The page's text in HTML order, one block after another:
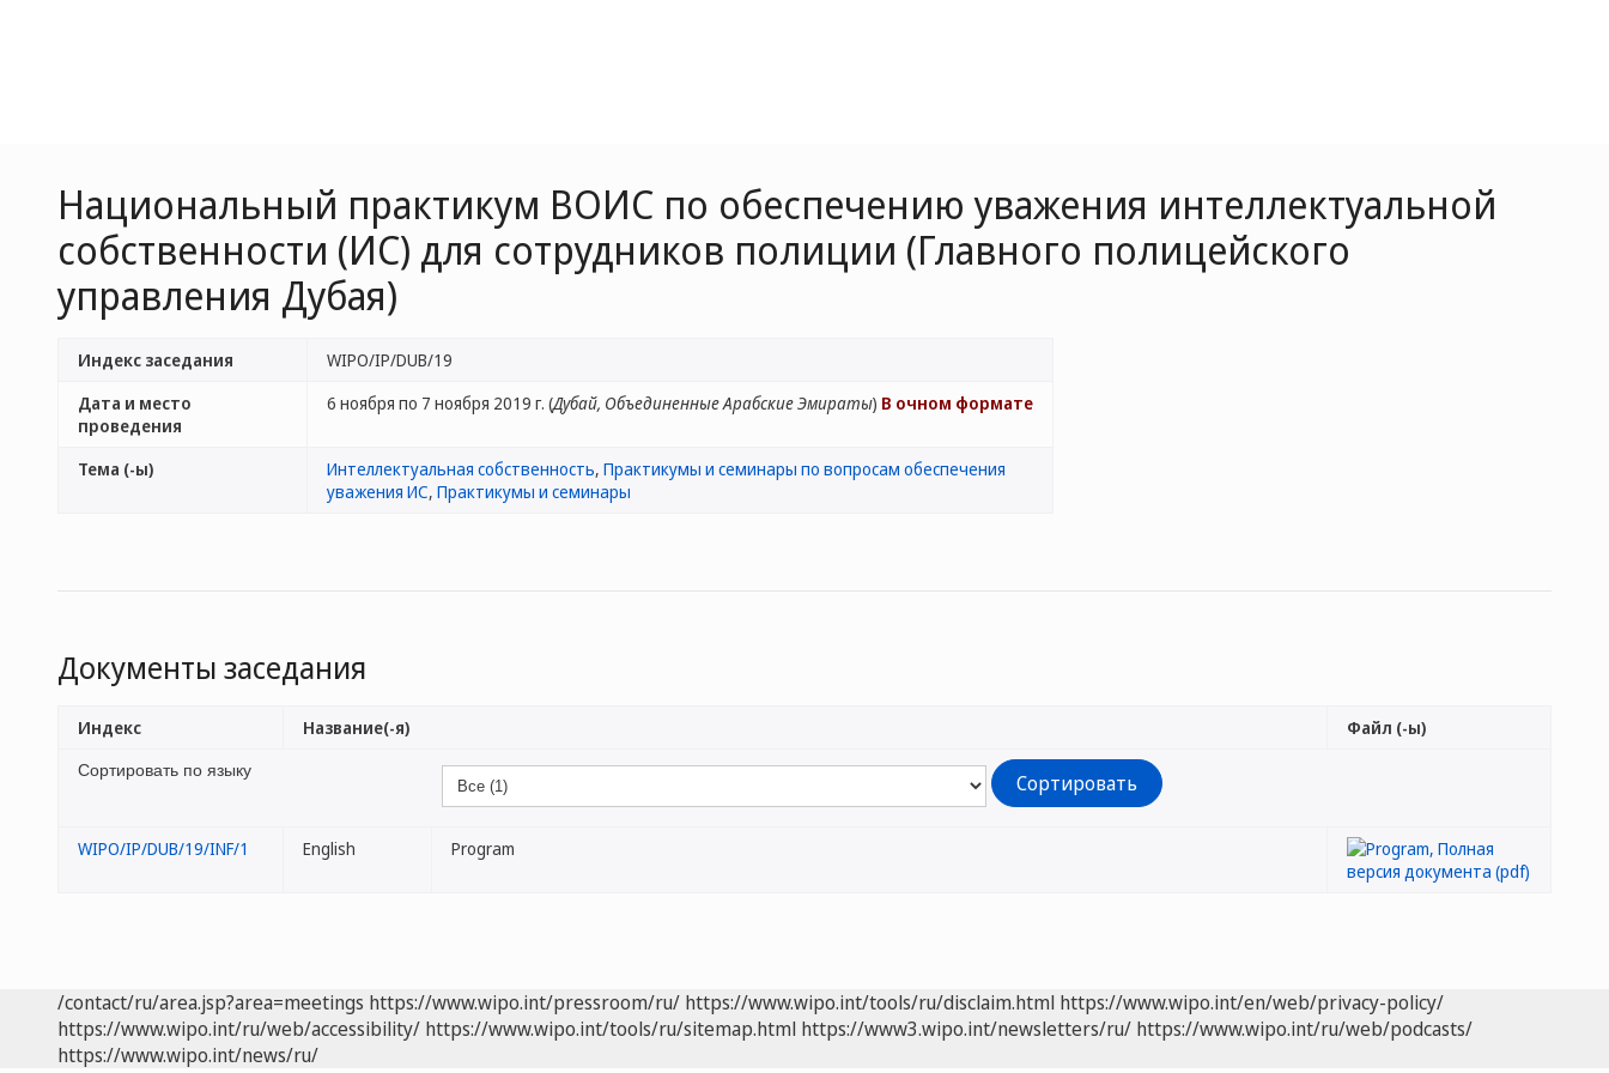
Национальный практикум ВОИС по обеспечению уважения интеллектуальной
собственности (ИС) для сотрудников полиции (Главного полицейского
управления Дубая)
Индекс заседания
WIPO/IP/DUB/19
Дата и место
проведения
6 ноября по 7 ноября 2019 г. (Дубай, Объединенные Арабские Эмираты) В очном формате
Тема (-ы) Интеллектуальная собственность, Практикумы и семинары по вопросам обеспечения
уважения ИС, Практикумы и семинары
Документы заседания
Сортировать по языку
Индекс Название(-я) Файл (-ы)
WIPO/IP/DUB/19/INF/1 English Program
/contact/ru/area.jsp?area=meetings https://www.wipo.int/pressroom/ru/ https://www.wipo.int/tools/ru/disclaim.html https://www.wipo.int/en/web/privacy-policy/
https://www.wipo.int/ru/web/accessibility/ https://www.wipo.int/tools/ru/sitemap.html https://www3.wipo.int/newsletters/ru/ https://www.wipo.int/ru/web/podcasts/
https://www.wipo.int/news/ru/